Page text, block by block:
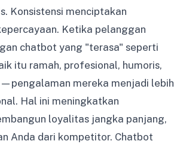
Konsistensi menciptakan
Ketika pelanggan
chatbot yang "terasa" seperti
itu ramah, profesional, humoris,
mereka menjadi lebih
Hal ini meningkatkan
loyalitas jangka panjang,
Anda dari kompetitor. Chatbot